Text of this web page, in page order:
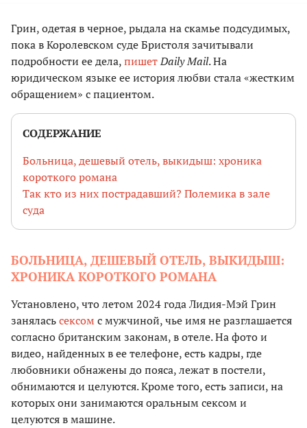
Грин, одетая в черное, рыдала на скамье подсудимых,
пока в Королевском суде Бристоля зачитывали
подробности ее дела,пишетDaily Mail. На
юридическом языке ее история любви стала «жестким
обращением» с пациентом.
СОДЕРЖАНИЕ
Больница, дешевый отель, выкидыш: хроника
короткого романа
Так кто из них пострадавший? Полемика в зале
суда
БОЛЬНИЦА, ДЕШЕВЫЙ ОТЕЛЬ, ВЫКИДЫШ:
ХРОНИКА КОРОТКОГО РОМАНА
Установлено, что летом 2024 года Лидия-Мэй Грин
заняласьсексом с мужчиной, чье имя не разглашается
согласно британским законам, в отеле. На фото и
видео, найденных в ее телефоне, есть кадры, где
любовники обнажены до пояса, лежат в постели,
обнимаются и целуются. Кроме того, есть записи, на
которых они занимаются оральным сексом и
целуются в машине.